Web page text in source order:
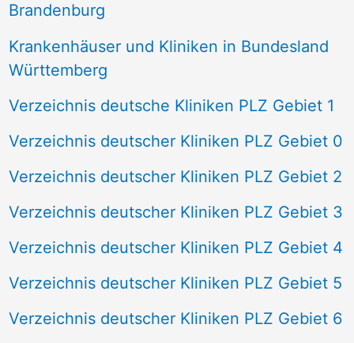
Brandenburg
Krankenhäuser und Kliniken in Bundesland
Württemberg
Verzeichnis deutsche Kliniken PLZ Gebiet 1
Verzeichnis deutscher Kliniken PLZ Gebiet 0
Verzeichnis deutscher Kliniken PLZ Gebiet 2
Verzeichnis deutscher Kliniken PLZ Gebiet 3
Verzeichnis deutscher Kliniken PLZ Gebiet 4
Verzeichnis deutscher Kliniken PLZ Gebiet 5
Verzeichnis deutscher Kliniken PLZ Gebiet 6